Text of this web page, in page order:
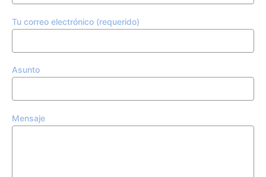
Tu correo electrónico (requerido)
Asunto
Mensaje